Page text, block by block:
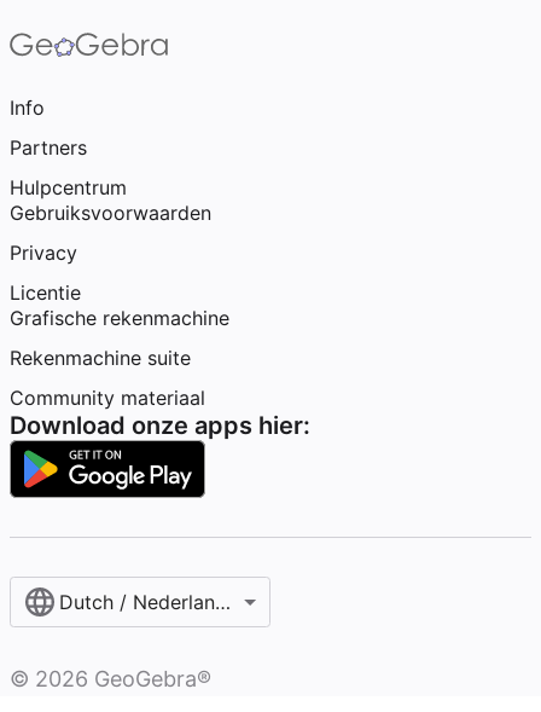
Info
Partners
Hulpcentrum
Gebruiksvoorwaarden
Privacy
Licentie
Grafische rekenmachine
Rekenmachine suite
Community materiaal
Download onze apps hier:
Dutch / Nederlands‎ (België)‎
© 2026 GeoGebra®